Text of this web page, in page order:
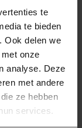
te
te bieden
Ook delen we
onze
analyse. Deze
met andere
ze hebben
services.
198,00
79,95